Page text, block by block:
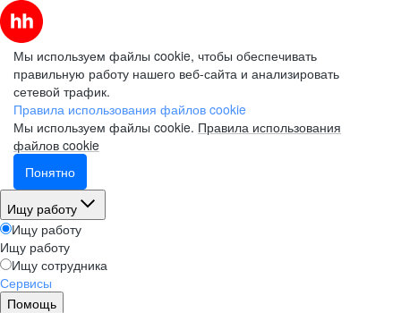
Мы используем файлы cookie, чтобы обеспечивать
правильную работу нашего веб-сайта и анализировать
сетевой трафик.
Правила использования файлов cookie
Мы используем файлы cookie. Правила использования
файлов cookie
Понятно
Ищу работу
Ищу работу
Ищу работу
Ищу сотрудника
Сервисы
Помощь